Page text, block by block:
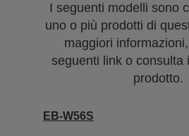
I seguenti modelli sono
uno o più prodotti di
maggiori
seguenti link o consulta
prodotto.
EB-W56S